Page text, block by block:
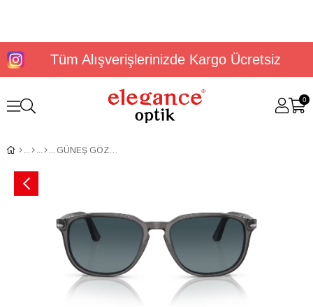
Tüm Alışverişlerinizde Kargo Ücretsiz
0
GÜNEŞ GÖZLÜĞÜ PERSOL PO3019S 1196S352